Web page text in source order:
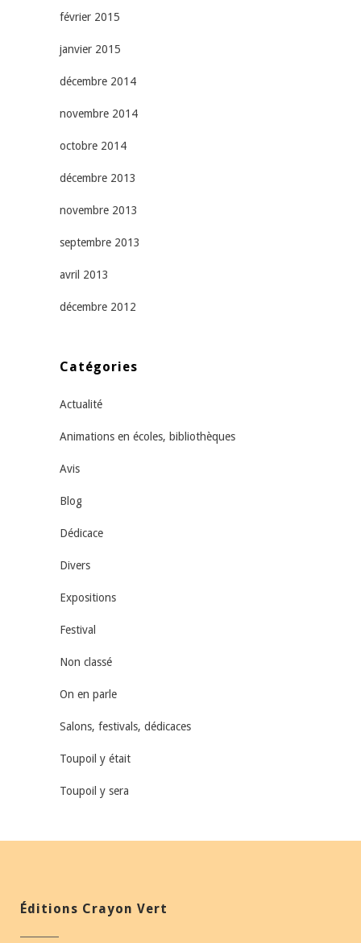
février 2015
janvier 2015
décembre 2014
novembre 2014
octobre 2014
décembre 2013
novembre 2013
septembre 2013
avril 2013
décembre 2012
Catégories
Actualité
Animations en écoles, bibliothèques
Avis
Blog
Dédicace
Divers
Expositions
Festival
Non classé
On en parle
Salons, festivals, dédicaces
Toupoil y était
Toupoil y sera
Éditions Crayon Vert